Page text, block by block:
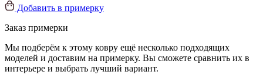
Добавить в примерку
Заказ примерки
Мы подберём к этому ковру ещё несколько подходящих
моделей и доставим на примерку. Вы сможете сравнить их в
интерьере и выбрать лучший вариант.